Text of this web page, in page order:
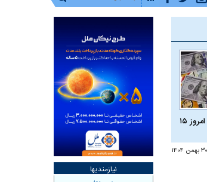
قیمت دلار، طلا و سکه امروز ۱۵
نیازمندیها